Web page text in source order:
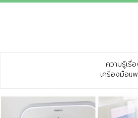
ความรู้เรื่
เครื่องมือแ